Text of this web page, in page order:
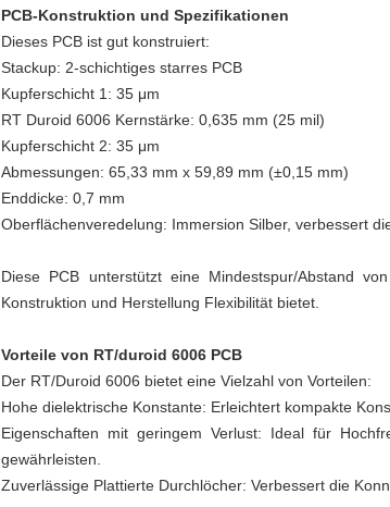
PCB-Konstruktion und Spezifikationen
Dieses PCB ist gut konstruiert:
Stackup: 2-schichtiges starres PCB
Kupferschicht 1: 35 μm
RT Duroid 6006 Kernstärke: 0,635 mm (25 mil)
Kupferschicht 2: 35 μm
Abmessungen: 65,33 mm x 59,89 mm (±0,15 mm)
Enddicke: 0,7 mm
Oberflächenveredelung: Immersion Silber, verbessert
Diese PCB unterstützt eine Mindestspur/Abstand
Konstruktion und Herstellung Flexibilität bietet.
Vorteile von RT/duroid 6006 PCB
Der RT/Duroid 6006 bietet eine Vielzahl von Vorteilen:
Hohe dielektrische Konstante: Erleichtert kompakte
Eigenschaften mit geringem Verlust: Ideal für
gewährleisten.
Zuverlässige Plattierte Durchlöcher: Verbessert die